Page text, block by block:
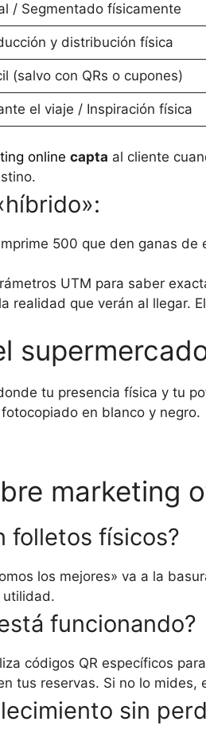
/ Segmentado físicamente
y distribución física
(salvo con QRs o cupones)
el viaje / Inspiración física
online capta al cliente
500 que den ganas
UTM para saber
realidad que verán al llegar.
tu presencia física y tu
en blanco y negro.
marketing
folletos físicos?
los mejores» va a la
utilidad.
funcionando?
códigos QR específicos
tus reservas. Si no lo
sin